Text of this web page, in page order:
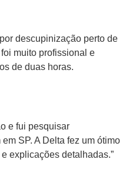
descupinização perto de
muito profissional e
de duas horas.
e fui pesquisar
SP. A Delta fez um ótimo
explicações detalhadas.”